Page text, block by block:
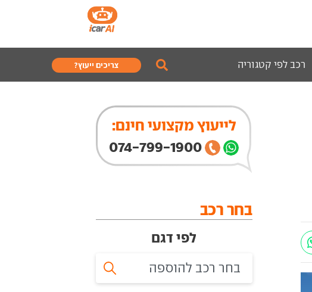
רכב לפי קטגוריה צריכים ייעוץ?
לייעוץ מקצועי חינם:
074-799-1900
בחר רכב
לפי דגם